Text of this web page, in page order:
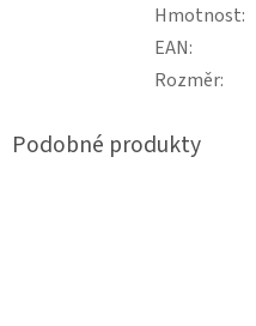
Hmotnost:
EAN:
Rozměr: